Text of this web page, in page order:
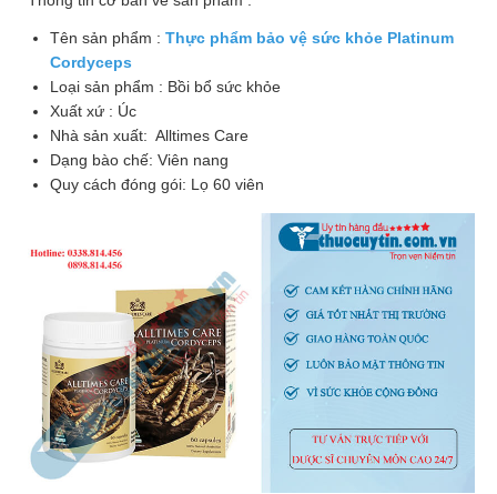
thuốc
Liên
hệ
Tên sản phẩm : Thực phẩm bảo vệ sức khỏe Platinum
Cordyceps
Loại sản phẩm : Bồi bổ sức khỏe
Xuất xứ : Úc
Nhà sản xuất: Alltimes Care
Dạng bào chế: Viên nang
Quy cách đóng gói: Lọ 60 viên